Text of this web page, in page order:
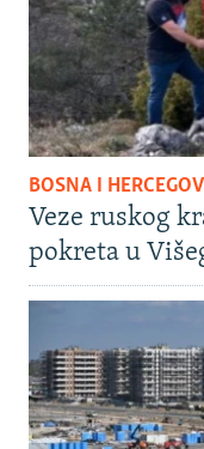
BOSNA I
Veze ruskog
pokreta u